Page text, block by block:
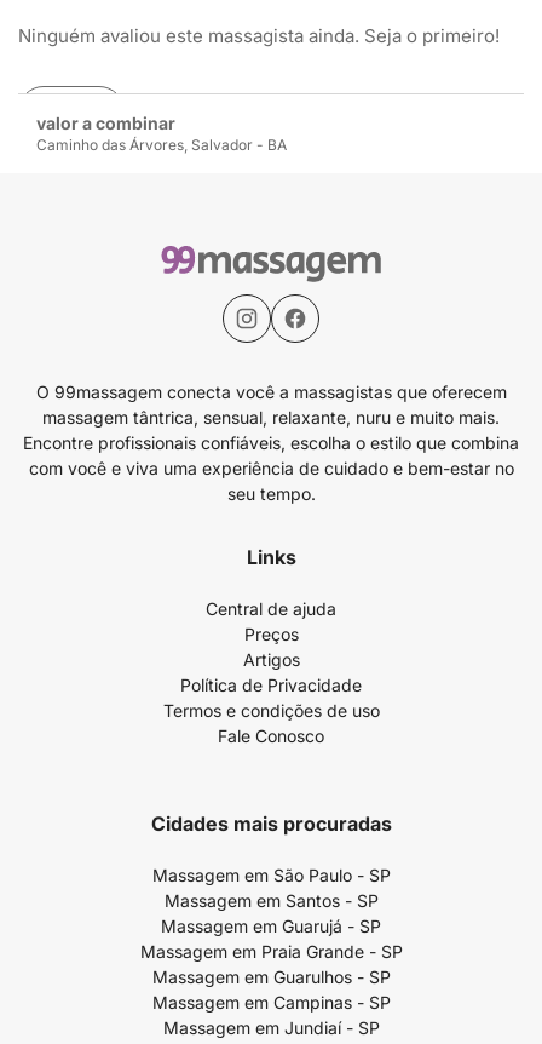
valor a combinar
Caminho das Árvores, Salvador - BA
Ninguém avaliou este massagista ainda. Seja o primeiro!
Avaliar
O 99massagem conecta você a massagistas que oferecem
massagem tântrica, sensual, relaxante, nuru e muito mais.
Encontre profissionais confiáveis, escolha o estilo que combina
com você e viva uma experiência de cuidado e bem-estar no
seu tempo.
Links
Central de ajuda
Preços
Artigos
Política de Privacidade
Termos e condições de uso
Fale Conosco
Cidades mais procuradas
Massagem em São Paulo - SP
Massagem em Santos - SP
Massagem em Guarujá - SP
Massagem em Praia Grande - SP
Massagem em Guarulhos - SP
Massagem em Campinas - SP
Massagem em Jundiaí - SP